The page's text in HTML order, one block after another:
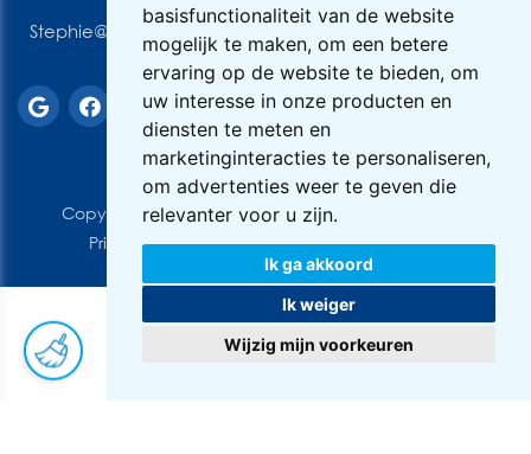
basisfunctionaliteit van de website
mogelijk te maken, om een betere
ervaring op de website te bieden, om
uw interesse in onze producten en
diensten te meten en
marketinginteracties te personaliseren,
om advertenties weer te geven die
relevanter voor u zijn.
Ik ga akkoord
Ik weiger
Wijzig mijn voorkeuren
Stephie@vhvcleaning.be
Copyright © 2026 VHV Cleaning. All rights reserved
Privacy & Cookies|UP-TO-DATE WebDesign